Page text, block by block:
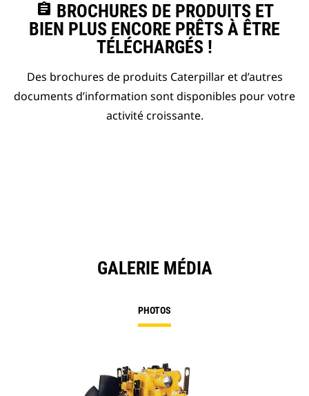
assignment BROCHURES DE PRODUITS ET
BIEN PLUS ENCORE PRÊTS À ÊTRE
TÉLÉCHARGÉS !
Des brochures de produits Caterpillar et d’autres
documents d’information sont disponibles pour votre
activité croissante.
GALERIE MÉDIA
PHOTOS